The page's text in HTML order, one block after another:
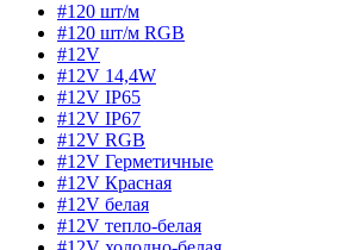
#120 шт/м
#120 шт/м RGB
#12V
#12V 14,4W
#12V IP65
#12V IP67
#12V RGB
#12V Герметичные
#12V Красная
#12V белая
#12V тепло-белая